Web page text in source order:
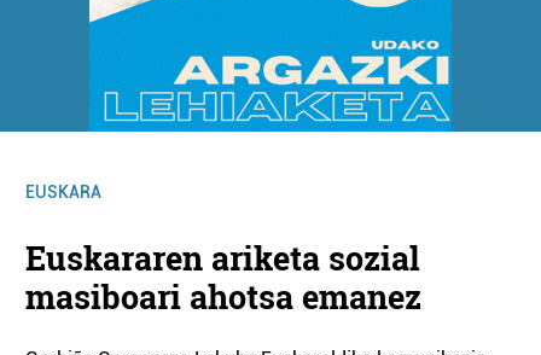
EUSKARA
Euskararen ariketa sozial
masiboari ahotsa emanez